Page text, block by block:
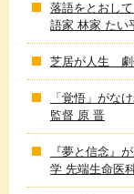
落語をとおし
語家 林家 たい
芝居が人生 劇
「覚悟」がな
監督 原 晋
『夢と信念』
学 先端生命医